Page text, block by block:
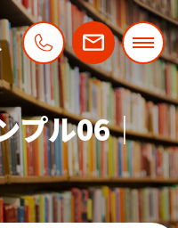
プル06｜